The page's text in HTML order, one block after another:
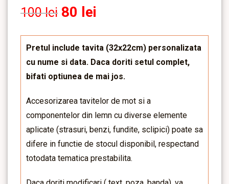
100lei 80 lei
Pretul include tavita (32x22cm) personalizata
cu nume si data. Daca doriti setul complet,
bifati optiunea de mai jos.
Accesorizarea tavitelor de mot si a
componentelor din lemn cu diverse elemente
aplicate (strasuri, benzi, fundite, sclipici) poate sa
difere in functie de stocul disponibil, respectand
totodata tematica prestabilita.